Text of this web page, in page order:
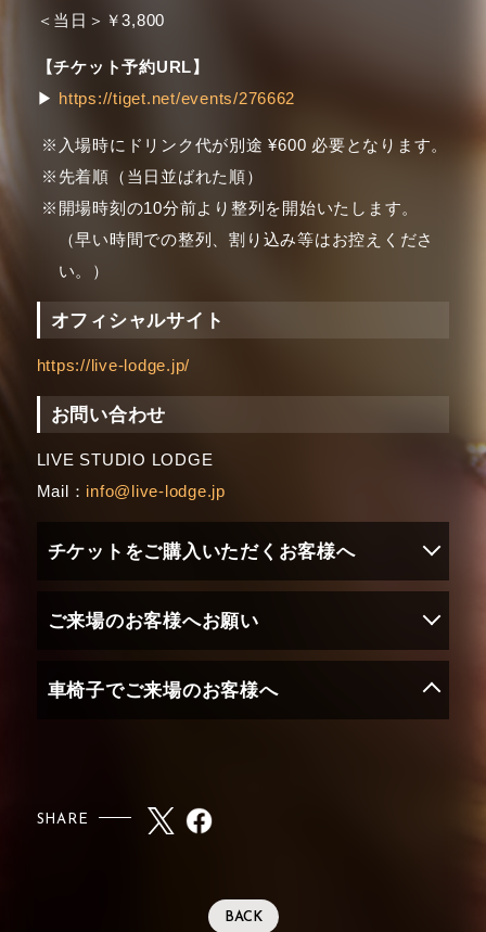
＜当日＞￥3,800
【チケット予約URL】
▶︎ https://tiget.net/events/276662
入場時にドリンク代が別途 ¥600 必要となります。
先着順（当日並ばれた順）
開場時刻の10分前より整列を開始いたします。
（早い時間での整列、割り込み等はお控えくださ
い。）
オフィシャルサイト
https://live-lodge.jp/
お問い合わせ
LIVE STUDIO LODGE
Mail： info@live-lodge.jp
チケットをご購入いただくお客様へ
ご来場のお客様へお願い
車椅子でご来場のお客様へ
SHARE
BACK